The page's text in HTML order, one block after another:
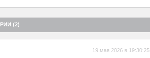
(2)
19 мая 2026 в 19:30:25